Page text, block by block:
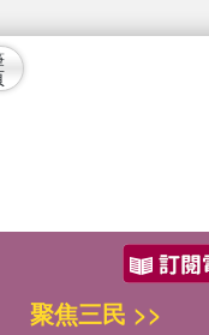
聚焦三民 >>